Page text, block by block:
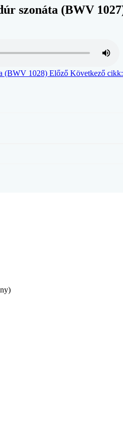
szonáta (BWV
(BWV 1028) Előző Következő